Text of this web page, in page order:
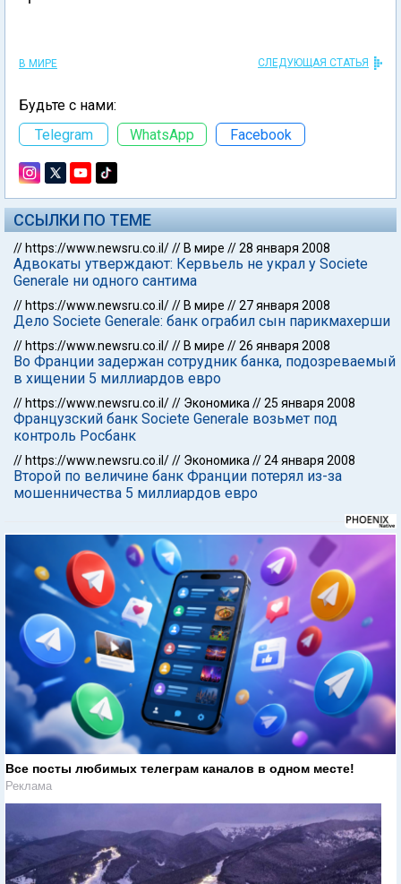
В МИРЕ СЛЕДУЮЩАЯ СТАТЬЯ
Будьте с нами:
Telegram
WhatsApp Facebook
ССЫЛКИ ПО ТЕМЕ
// https://www.newsru.co.il/// В мире //28 января 2008
Адвокаты утверждают: Кервьель не украл у Societe
Generale ни одного сантима
// https://www.newsru.co.il/// В мире //27 января 2008
Дело Societe Generale: банк ограбил сын парикмахерши
// https://www.newsru.co.il/// В мире //26 января 2008
Во Франции задержан сотрудник банка, подозреваемый
в хищении 5 миллиардов евро
// https://www.newsru.co.il/// Экономика //25 января 2008
Французский банк Societe Generale возьмет под
контроль Росбанк
// https://www.newsru.co.il/// Экономика //24 января 2008
Второй по величине банк Франции потерял из-за
мошенничества 5 миллиардов евро
Все посты любимых телеграм каналов в одном месте!
Реклама